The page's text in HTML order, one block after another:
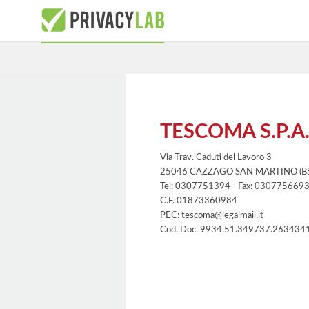
TESCOMA S.P.A.
Via Trav. Caduti del Lavoro 3
25046 CAZZAGO SAN MARTINO
Tel: 0307751394 - Fax: 0307756693
C.F. 01873360984
PEC: tescoma@legalmail.it
Cod. Doc. 9934.51.349737.2634341